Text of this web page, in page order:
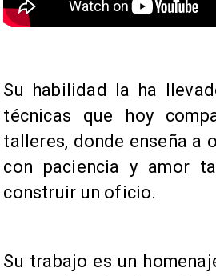
​Su habilidad la ha
técnicas que hoy
talleres, donde enseña a
con paciencia y amor
construir un oficio.
Su trabajo es un